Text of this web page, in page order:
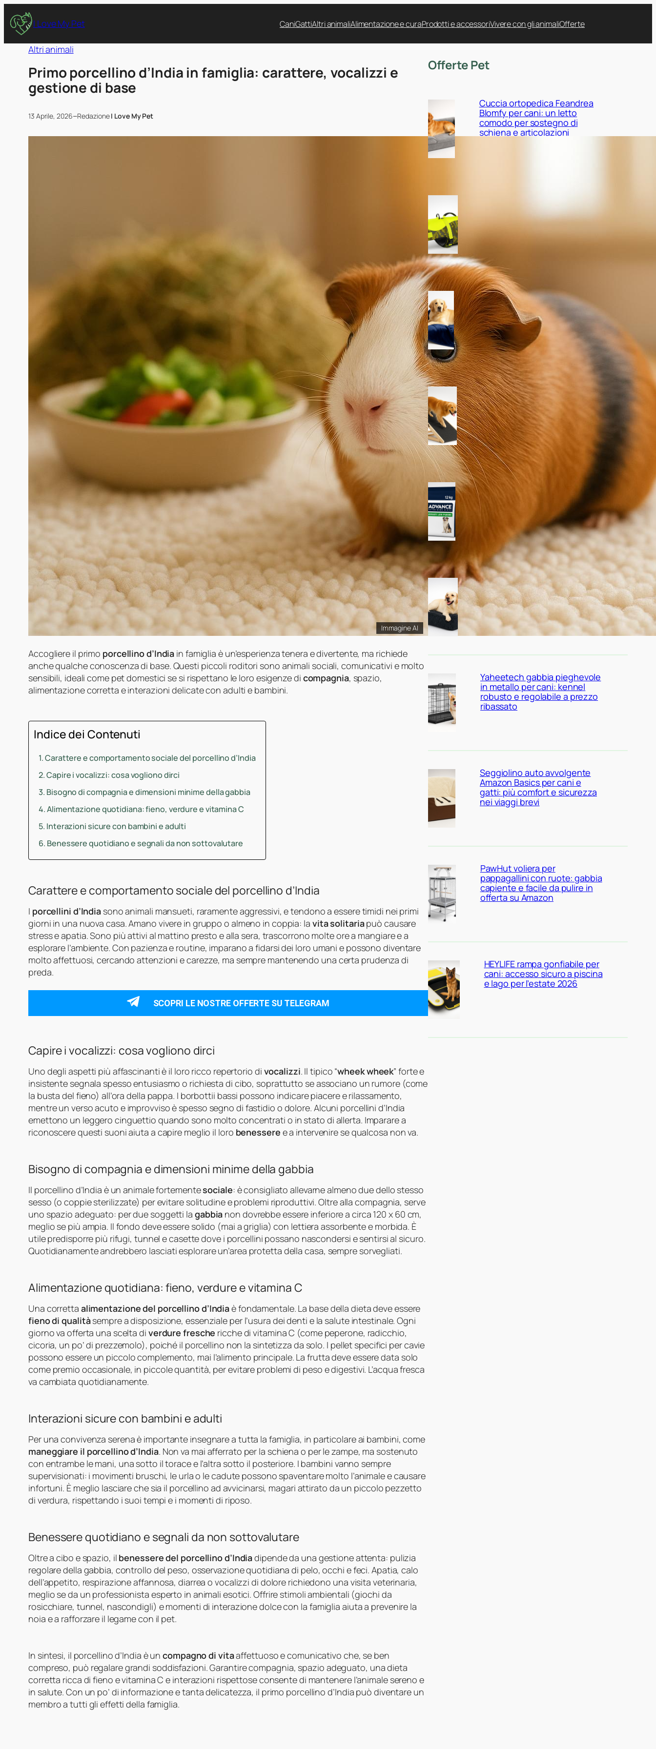
I Love My Pet CaniGattiAltri animaliAlimentazione e curaProdotti e accessoriVivere con gli animaliOfferte
Altri animali
Primo porcellino d’India in famiglia: carattere, vocalizzi e
gestione di base
13 Aprile, 2026–RedazioneI Love My Pet
Immagine AI
Accogliere il primo porcellino d’India in famiglia è un’esperienza tenera e divertente, ma richiede
anche qualche conoscenza di base. Questi piccoli roditori sono animali sociali, comunicativi e molto
sensibili, ideali come pet domestici se si rispettano le loro esigenze di compagnia, spazio,
alimentazione corretta e interazioni delicate con adulti e bambini.
Indice dei Contenuti
Carattere e comportamento sociale del porcellino d’India
Capire i vocalizzi: cosa vogliono dirci
Bisogno di compagnia e dimensioni minime della gabbia
Alimentazione quotidiana: fieno, verdure e vitamina C
Interazioni sicure con bambini e adulti
Benessere quotidiano e segnali da non sottovalutare
Carattere e comportamento sociale del porcellino d’India
I porcellini d’India sono animali mansueti, raramente aggressivi, e tendono a essere timidi nei primi
giorni in una nuova casa. Amano vivere in gruppo o almeno in coppia: la vita solitariapuò causare
stress e apatia. Sono più attivi al mattino presto e alla sera, trascorrono molte ore a mangiare e a
esplorare l’ambiente. Con pazienza e routine, imparano a fidarsi dei loro umani e possono diventare
molto affettuosi, cercando attenzioni e carezze, ma sempre mantenendo una certa prudenza di
preda.
SCOPRI LE NOSTRE OFFERTE SU TELEGRAM
Capire i vocalizzi: cosa vogliono dirci
Uno degli aspetti più affascinanti è il loro ricco repertorio di vocalizzi. Il tipico “wheek wheek” forte e
insistente segnala spesso entusiasmo o richiesta di cibo, soprattutto se associano un rumore (come
la busta del fieno) all’ora della pappa. I borbottii bassi possono indicare piacere e rilassamento,
mentre un verso acuto e improvviso è spesso segno di fastidio o dolore. Alcuni porcellini d’India
emettono un leggero cinguettio quando sono molto concentrati o in stato di allerta. Imparare a
riconoscere questi suoni aiuta a capire meglio il loro benessere e a intervenire se qualcosa non va.
Bisogno di compagnia e dimensioni minime della gabbia
Il porcellino d’India è un animale fortementesociale: è consigliato allevarne almeno due dello stesso
sesso (o coppie sterilizzate) per evitare solitudine e problemi riproduttivi. Oltre alla compagnia, serve
uno spazio adeguato: per due soggetti la gabbia non dovrebbe essere inferiore a circa 120 x 60 cm,
meglio se più ampia. Il fondo deve essere solido (mai a griglia) con lettiera assorbente e morbida. È
utile predisporre più rifugi, tunnel e casette dove i porcellini possano nascondersi e sentirsi al sicuro.
Quotidianamente andrebbero lasciati esplorare un’area protetta della casa, sempre sorvegliati.
Alimentazione quotidiana: fieno, verdure e vitamina C
Una corretta alimentazione del porcellino d’Indiaè fondamentale. La base della dieta deve essere
fieno di qualitàsempre a disposizione, essenziale per l’usura dei denti e la salute intestinale. Ogni
giorno va offerta una scelta di verdure fresche ricche di vitamina C (come peperone, radicchio,
cicoria, un po’ di prezzemolo), poiché il porcellino non la sintetizza da solo. I pellet specifici per cavie
possono essere un piccolo complemento, mai l’alimento principale. La frutta deve essere data solo
come premio occasionale, in piccole quantità, per evitare problemi di peso e digestivi. L’acqua fresca
va cambiata quotidianamente.
Interazioni sicure con bambini e adulti
Per una convivenza serena è importante insegnare a tutta la famiglia, in particolare ai bambini, come
maneggiare il porcellino d’India. Non va mai afferrato per la schiena o per le zampe, ma sostenuto
con entrambe le mani, una sotto il torace e l’altra sotto il posteriore. I bambini vanno sempre
supervisionati: i movimenti bruschi, le urla o le cadute possono spaventare molto l’animale e causare
infortuni. È meglio lasciare che sia il porcellino ad avvicinarsi, magari attirato da un piccolo pezzetto
di verdura, rispettando i suoi tempi e i momenti di riposo.
Benessere quotidiano e segnali da non sottovalutare
Oltre a cibo e spazio, il benessere del porcellino d’Indiadipende da una gestione attenta: pulizia
regolare della gabbia, controllo del peso, osservazione quotidiana di pelo, occhi e feci. Apatia, calo
dell’appetito, respirazione affannosa, diarrea o vocalizzi di dolore richiedono una visita veterinaria,
meglio se da un professionista esperto in animali esotici. Offrire stimoli ambientali (giochi da
rosicchiare, tunnel, nascondigli) e momenti di interazione dolce con la famiglia aiuta a prevenire la
noia e a rafforzare il legame con il pet.
In sintesi, il porcellino d’India è uncompagno di vitaaffettuoso e comunicativo che, se ben
compreso, può regalare grandi soddisfazioni. Garantire compagnia, spazio adeguato, una dieta
corretta ricca di fieno e vitamina C e interazioni rispettose consente di mantenere l’animale sereno e
in salute. Con un po’ di informazione e tanta delicatezza, il primo porcellino d’India può diventare un
membro a tutti gli effetti della famiglia.
Offerte Pet
Cuccia ortopedica Feandrea
Blomfy per cani: un letto
comodo per sostegno di
schiena e articolazioni
Queenmore per cani:
sicurezza in acqua tra mare,
lago e piscina
Coperta impermeabile
Dreamzie per cani e gatti:
proteggere divano e letto con
un telo morbido e lavabile
Rampa iPetba per cani grandi:
accesso sicuro a letto e
divano senza stress per le
articolazioni
Advance Veterinary Diets
Urinary Low Purine per cani:
quando può aiutare davvero i
problemi urinari
KSIIA cuscino XL per cani
taglia grande: materassino
morbido e lavabile ideale per
l’interno
Yaheetech gabbia pieghevole
in metallo per cani: kennel
robusto e regolabile a prezzo
ribassato
Seggiolino auto avvolgente
Amazon Basics per cani e
gatti: più comfort e sicurezza
nei viaggi brevi
PawHut voliera per
pappagallini con ruote: gabbia
capiente e facile da pulire in
offerta su Amazon
HEYLIFE rampa gonfiabile per
cani: accesso sicuro a piscina
e lago per l’estate 2026